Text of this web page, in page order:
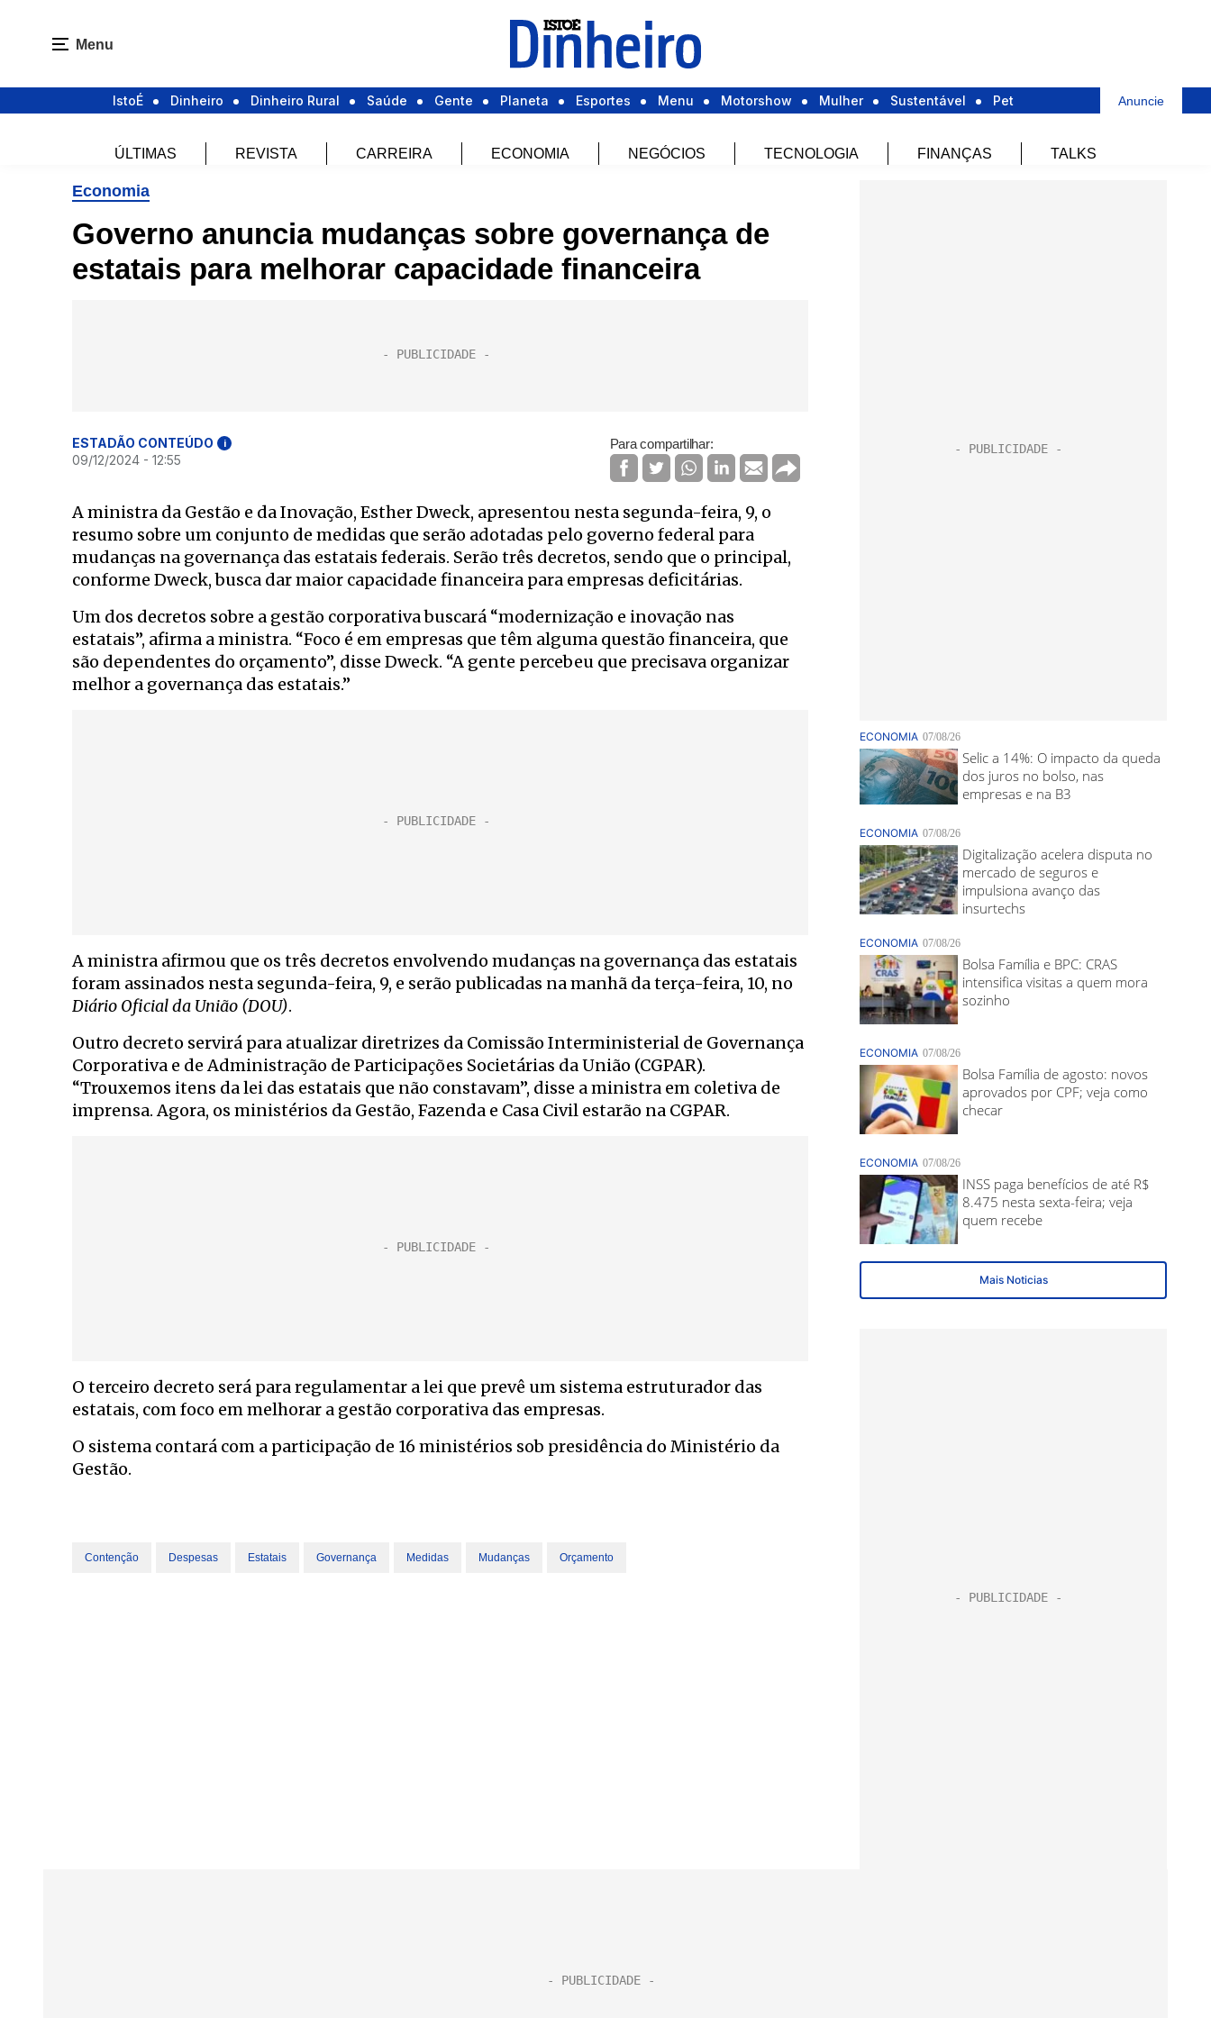
Menu
IstoÉ Dinheiro Dinheiro Rural Saúde Gente Planeta Esportes Menu Motorshow Mulher Sustentável Pet Anuncie
ÚLTIMAS REVISTA CARREIRA ECONOMIA NEGÓCIOS TECNOLOGIA FINANÇAS TALKS
Economia
Governo anuncia mudanças sobre governança de
estatais para melhorar capacidade financeira
ESTADÃO CONTEÚDO i
09/12/2024 - 12:55
Para compartilhar:
A ministra da Gestão e da Inovação, Esther Dweck, apresentou nesta segunda-feira, 9, o
resumo sobre um conjunto de medidas que serão adotadas pelo governo federal para
mudanças na governança das estatais federais. Serão três decretos, sendo que o principal,
conforme Dweck, busca dar maior capacidade financeira para empresas deficitárias.
Um dos decretos sobre a gestão corporativa buscará “modernização e inovação nas
estatais”, afirma a ministra. “Foco é em empresas que têm alguma questão financeira, que
são dependentes do orçamento”, disse Dweck. “A gente percebeu que precisava organizar
melhor a governança das estatais.”
A ministra afirmou que os três decretos envolvendo mudanças na governança das estatais
foram assinados nesta segunda-feira, 9, e serão publicadas na manhã da terça-feira, 10, no
Diário Oficial da União (DOU).
Outro decreto servirá para atualizar diretrizes da Comissão Interministerial de Governança
Corporativa e de Administração de Participações Societárias da União (CGPAR).
“Trouxemos itens da lei das estatais que não constavam”, disse a ministra em coletiva de
imprensa. Agora, os ministérios da Gestão, Fazenda e Casa Civil estarão na CGPAR.
O terceiro decreto será para regulamentar a lei que prevê um sistema estruturador das
estatais, com foco em melhorar a gestão corporativa das empresas.
O sistema contará com a participação de 16 ministérios sob presidência do Ministério da
Gestão.
Contenção Despesas Estatais Governança Medidas Mudanças Orçamento